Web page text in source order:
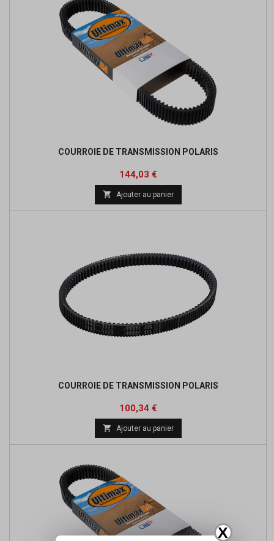
X
COURROIE DE TRANSMISSION POLARIS
Prix
144,03 €Prix
de
base
 Ajouter au panier
COURROIE DE TRANSMISSION POLARIS
Prix
100,34 €Prix
de
base
 Ajouter au panier